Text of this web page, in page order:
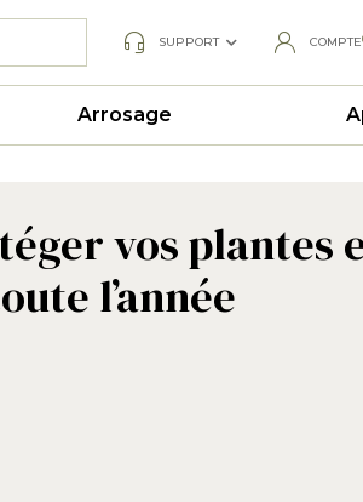
SUPPORT COMPTE
Arrosage
vos plantes
l’année